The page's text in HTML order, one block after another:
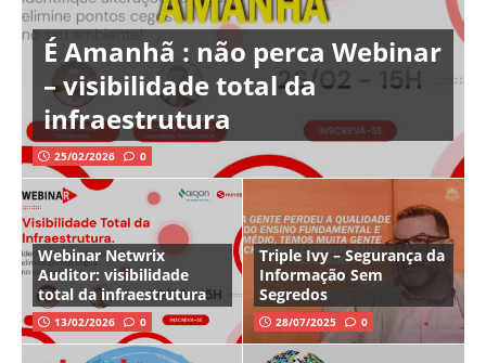
É Amanhã : não perca Webinar
– visibilidade total da
infraestrutura
25/02/2026 0
Webinar Netwrix
Auditor: visibilidade
total da infraestrutura
13/02/2026 0
Triple Ivy – Segurança da
Informação Sem
Segredos
28/07/2025 0